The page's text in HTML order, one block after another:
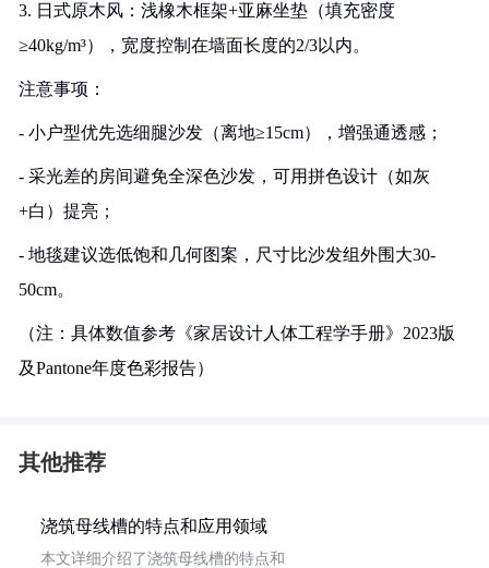
3. 日式原木风：浅橡木框架+亚麻坐垫（填充密度
≥40kg/m³），宽度控制在墙面长度的2/3以内。
注意事项：
- 小户型优先选细腿沙发（离地≥15cm），增强通透感；
- 采光差的房间避免全深色沙发，可用拼色设计（如灰
+白）提亮；
- 地毯建议选低饱和几何图案，尺寸比沙发组外围大30-
50cm。
（注：具体数值参考《家居设计人体工程学手册》2023版
及Pantone年度色彩报告）
其他推荐
浇筑母线槽的特点和应用领域
本文详细介绍了浇筑母线槽的特点和